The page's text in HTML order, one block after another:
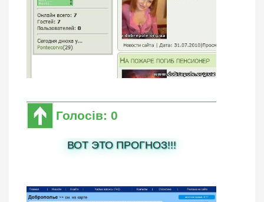
Голосів: 0
ВОТ ЭТО ПРОГНОЗ!!!